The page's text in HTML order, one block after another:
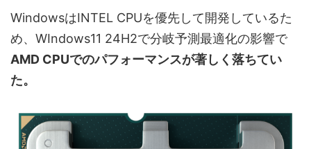
WindowsはINTEL CPUを優先して開発しているた
め、WIndows11 24H2で分岐予測最適化の影響で
AMD CPUでのパフォーマンスが著しく落ちてい
た。